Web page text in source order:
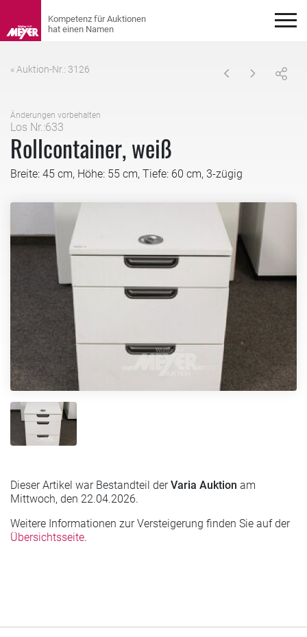
« Auktion-Nr.: 3126
Änderungen vorbehalten
Los Nr.:633
Rollcontainer, weiß
Breite: 45 cm, Höhe: 55 cm, Tiefe: 60 cm, 3-zügig
Dieser Artikel war Bestandteil derVaria Auktion am
Mittwoch, den 22.04.2026.
Weitere Informationen zur Versteigerung finden Sie auf der
Übersichtsseite.